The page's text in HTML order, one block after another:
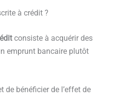
à crédit ?
consiste à acquérir des
emprunt bancaire plutôt
de bénéficier de l’effet de